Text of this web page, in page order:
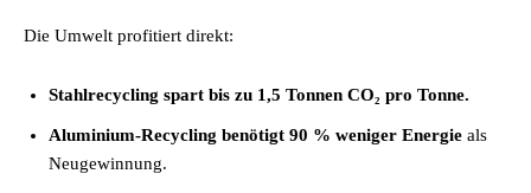
Die Umwelt profitiert direkt:
Stahlrecycling spart bis zu 1,5 Tonnen CO₂ pro Tonne.
Aluminium-Recycling benötigt 90 % weniger Energie als
Neugewinnung.